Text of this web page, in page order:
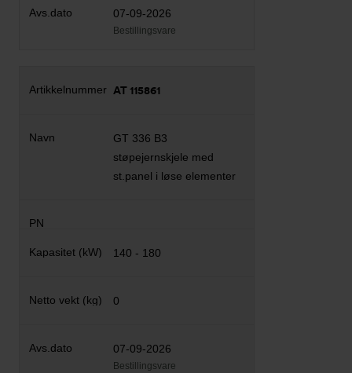
07-09-2026
Bestillingsvare
AT 115861
GT 336 B3
støpejernskjele med
st.panel i løse elementer
140 - 180
0
07-09-2026
Bestillingsvare